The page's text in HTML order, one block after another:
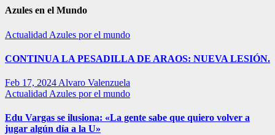
Azules en el Mundo
Actualidad Azules por el mundo
CONTINUA LA PESADILLA DE ARAOS: NUEVA LESIÓN.
Feb 17, 2024 Alvaro Valenzuela
Actualidad Azules por el mundo
Edu Vargas se ilusiona: «La gente sabe que quiero volver a
jugar algún día a la U»